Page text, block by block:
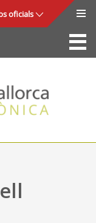
oficials
La Seu
de Mallorca
Accés i seguretat
Utilitats